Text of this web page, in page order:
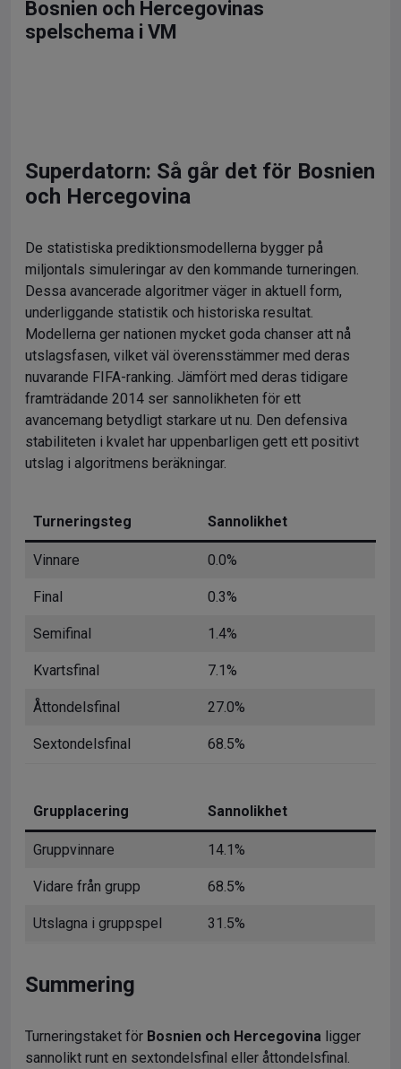
Bosnien och Hercegovinas
spelschema i VM
Superdatorn: Så går det för Bosnien
och Hercegovina
De statistiska prediktionsmodellerna bygger på
miljontals simuleringar av den kommande turneringen.
Dessa avancerade algoritmer väger in aktuell form,
underliggande statistik och historiska resultat.
Modellerna ger nationen mycket goda chanser att nå
utslagsfasen, vilket väl överensstämmer med deras
nuvarande FIFA-ranking. Jämfört med deras tidigare
framträdande 2014 ser sannolikheten för ett
avancemang betydligt starkare ut nu. Den defensiva
stabiliteten i kvalet har uppenbarligen gett ett positivt
utslag i algoritmens beräkningar.
Turneringsteg Sannolikhet
Vinnare 0.0%
Final 0.3%
Semifinal 1.4%
Kvartsfinal 7.1%
Åttondelsfinal 27.0%
Sextondelsfinal 68.5%
Grupplacering Sannolikhet
Gruppvinnare 14.1%
Vidare från grupp 68.5%
Utslagna i gruppspel 31.5%
Summering
Turneringstaket för Bosnien och Hercegovina ligger
sannolikt runt en sextondelsfinal eller åttondelsfinal.